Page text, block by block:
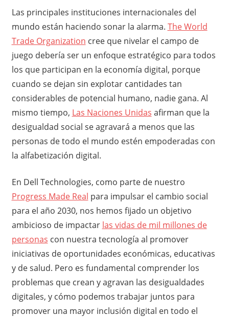
Las principales instituciones internacionales del
mundo están haciendo sonar la alarma. The World
Trade Organization cree que nivelar el campo de
juego debería ser un enfoque estratégico para todos
los que participan en la economía digital, porque
cuando se dejan sin explotar cantidades tan
considerables de potencial humano, nadie gana. Al
mismo tiempo, Las Naciones Unidas afirman que la
desigualdad social se agravará a menos que las
personas de todo el mundo estén empoderadas con
la alfabetización digital.
En Dell Technologies, como parte de nuestro
Progress Made Real para impulsar el cambio social
para el año 2030, nos hemos fijado un objetivo
ambicioso de impactar las vidas de mil millones de
personas con nuestra tecnología al promover
iniciativas de oportunidades económicas, educativas
y de salud. Pero es fundamental comprender los
problemas que crean y agravan las desigualdades
digitales, y cómo podemos trabajar juntos para
promover una mayor inclusión digital en todo el